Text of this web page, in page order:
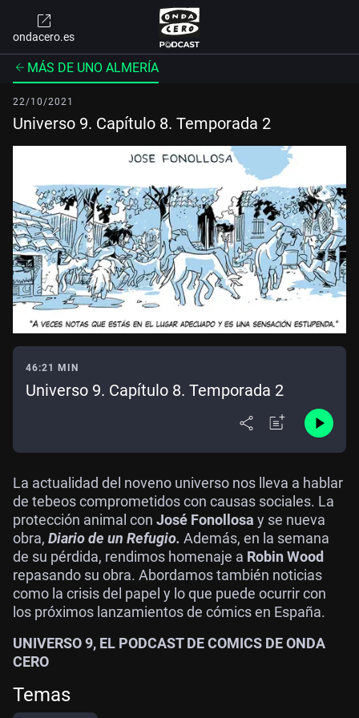
ondacero.es
MÁS DE UNO ALMERÍA
22/10/2021
Universo 9. Capítulo 8. Temporada 2
46:21 MIN
Universo 9. Capítulo 8. Temporada 2
La actualidad del noveno universo nos lleva a hablar
de tebeos comprometidos con causas sociales. La
protección animal con José Fonollosa y se nueva
obra, Diario de un Refugio. Además, en la semana
de su pérdida, rendimos homenaje a Robin Wood
repasando su obra. Abordamos también noticias
como la crisis del papel y lo que puede ocurrir con
los próximos lanzamientos de cómics en España.
UNIVERSO 9, EL PODCAST DE COMICS DE ONDA
CERO
Temas